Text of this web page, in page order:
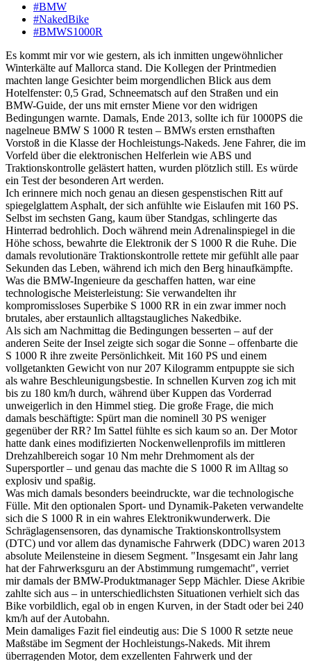
#BMW
#NakedBike
#BMWS1000R
Es kommt mir vor wie gestern, als ich inmitten ungewöhnlicher
Winterkälte auf Mallorca stand. Die Kollegen der Printmedien
machten lange Gesichter beim morgendlichen Blick aus dem
Hotelfenster: 0,5 Grad, Schneematsch auf den Straßen und ein
BMW-Guide, der uns mit ernster Miene vor den widrigen
Bedingungen warnte. Damals, Ende 2013, sollte ich für 1000PS die
nagelneue BMW S 1000 R testen – BMWs ersten ernsthaften
Vorstoß in die Klasse der Hochleistungs-Nakeds. Jene Fahrer, die im
Vorfeld über die elektronischen Helferlein wie ABS und
Traktionskontrolle gelästert hatten, wurden plötzlich still. Es würde
ein Test der besonderen Art werden.
Ich erinnere mich noch genau an diesen gespenstischen Ritt auf
spiegelglattem Asphalt, der sich anfühlte wie Eislaufen mit 160 PS.
Selbst im sechsten Gang, kaum über Standgas, schlingerte das
Hinterrad bedrohlich. Doch während mein Adrenalinspiegel in die
Höhe schoss, bewahrte die Elektronik der S 1000 R die Ruhe. Die
damals revolutionäre Traktionskontrolle rettete mir gefühlt alle paar
Sekunden das Leben, während ich mich den Berg hinaufkämpfte.
Was die BMW-Ingenieure da geschaffen hatten, war eine
technologische Meisterleistung: Sie verwandelten ihr
kompromissloses Superbike S 1000 RR in ein zwar immer noch
brutales, aber erstaunlich alltagstaugliches Nakedbike.
Als sich am Nachmittag die Bedingungen besserten – auf der
anderen Seite der Insel zeigte sich sogar die Sonne – offenbarte die
S 1000 R ihre zweite Persönlichkeit. Mit 160 PS und einem
vollgetankten Gewicht von nur 207 Kilogramm entpuppte sie sich
als wahre Beschleunigungsbestie. In schnellen Kurven zog ich mit
bis zu 180 km/h durch, während über Kuppen das Vorderrad
unweigerlich in den Himmel stieg. Die große Frage, die mich
damals beschäftigte: Spürt man die nominell 30 PS weniger
gegenüber der RR? Im Sattel fühlte es sich kaum so an. Der Motor
hatte dank eines modifizierten Nockenwellenprofils im mittleren
Drehzahlbereich sogar 10 Nm mehr Drehmoment als der
Supersportler – und genau das machte die S 1000 R im Alltag so
explosiv und spaßig.
Was mich damals besonders beeindruckte, war die technologische
Fülle. Mit den optionalen Sport- und Dynamik-Paketen verwandelte
sich die S 1000 R in ein wahres Elektronikwunderwerk. Die
Schräglagensensoren, das dynamische Traktionskontrollsystem
(DTC) und vor allem das dynamische Fahrwerk (DDC) waren 2013
absolute Meilensteine in diesem Segment. "Insgesamt ein Jahr lang
hat der Fahrwerksguru an der Abstimmung rumgemacht", verriet
mir damals der BMW-Produktmanager Sepp Mächler. Diese Akribie
zahlte sich aus – in unterschiedlichsten Situationen verhielt sich das
Bike vorbildlich, egal ob in engen Kurven, in der Stadt oder bei 240
km/h auf der Autobahn.
Mein damaliges Fazit fiel eindeutig aus: Die S 1000 R setzte neue
Maßstäbe im Segment der Hochleistungs-Nakeds. Mit ihrem
überragenden Motor, dem exzellenten Fahrwerk und der